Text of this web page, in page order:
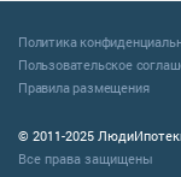
© 2011-2025
Все права защищены
Политика
Пользовательское
Правила размещения